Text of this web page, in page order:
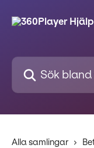
Sök bland våra
Alla samlingar